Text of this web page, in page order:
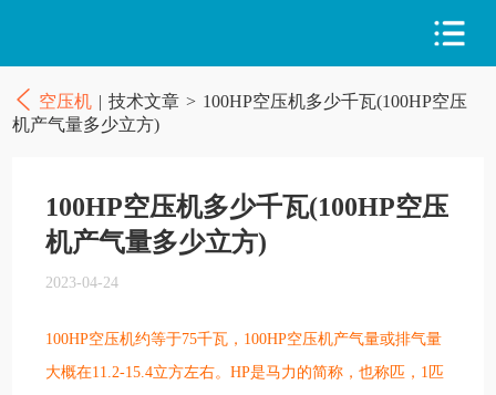
空压机 | 技术文章 > 100HP空压机多少千瓦(100HP空压
机产气量多少立方)
100HP空压机多少千瓦(100HP空压
机产气量多少立方)
2023-04-24
100HP空压机约等于75千瓦，100HP空压机产气量或排气量
大概在11.2-15.4立方左右。HP是马力的简称，也称匹，1匹